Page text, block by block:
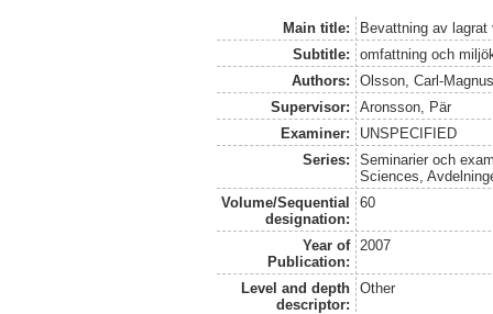
Main title:
Bevattning av
Subtitle:
omfattning och
Authors:
Olsson, Carl-
Supervisor:
Aronsson, Pär
Examiner:
UNSPECIFIED
Series:
Seminarier och
Sciences,
Volume/Sequential
designation:
60
Year of
Publication:
2007
Level and depth
descriptor:
Other